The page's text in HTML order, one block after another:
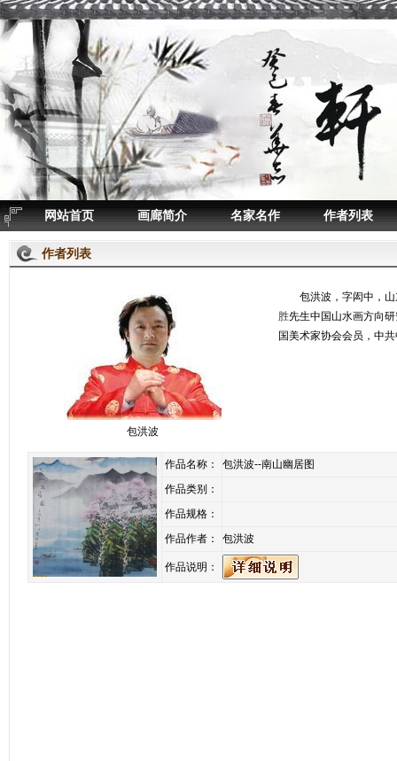
网站首页 画廊简介 名家名作 作者列表
作者列表
包洪波
包洪波，字闳中，山
胜先生中国山水画方向
国美术家协会会员，中
作品名称：
包洪波--南山幽居图
作品类别：
作品规格：
作品作者：
包洪波
作品说明：